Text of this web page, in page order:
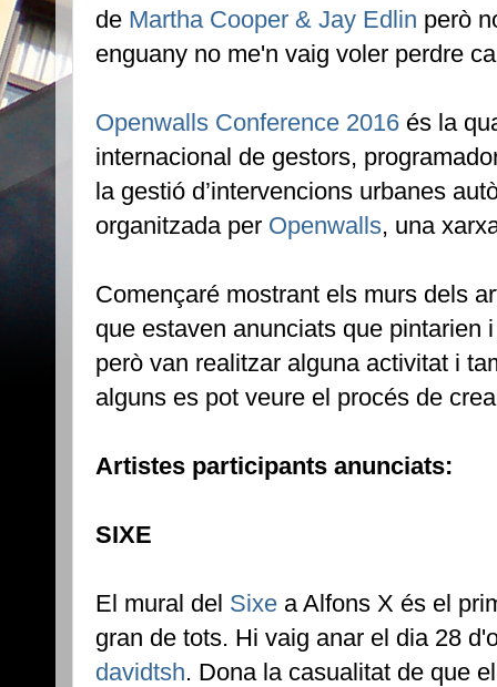
de Martha Cooper & Jay Edlin però
enguany no me'n vaig voler perdre
Openwalls Conference 2016 és la
internacional de gestors,
la gestió d’intervencions urbanes
organitzada per Openwalls, una
Començaré mostrant els murs dels
que estaven anunciats que pintarien
però van realitzar alguna activitat i
alguns es pot veure el procés de
Artistes participants anunciats:
SIXE
El mural del Sixe a Alfons X és el
gran de tots. Hi vaig anar el dia 28
davidtsh. Dona la casualitat de que